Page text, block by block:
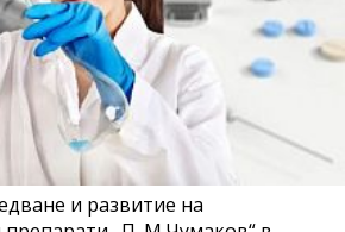
и развитие на